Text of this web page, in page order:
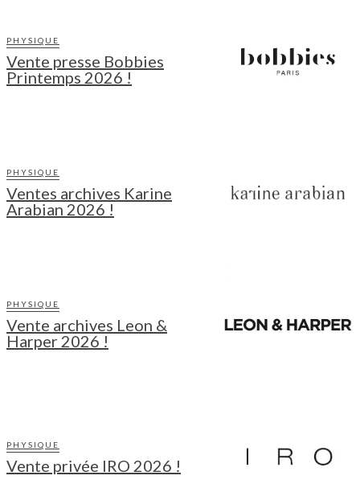
PHYSIQUE
Vente presse Bobbies
Printemps 2026 !
PHYSIQUE
Ventes archives Karine
Arabian 2026 !
PHYSIQUE
Vente archives Leon &
Harper 2026 !
PHYSIQUE
Vente privée IRO 2026 !